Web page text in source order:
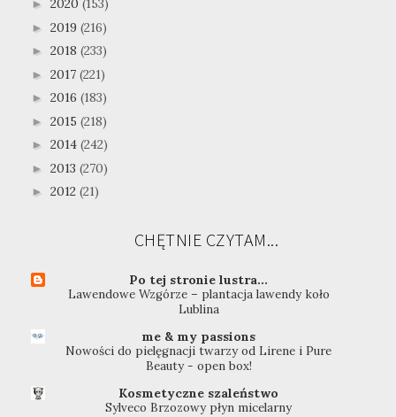
► 2020 (153)
► 2019 (216)
► 2018 (233)
► 2017 (221)
► 2016 (183)
► 2015 (218)
► 2014 (242)
► 2013 (270)
► 2012 (21)
CHĘTNIE CZYTAM...
Po tej stronie lustra...
Lawendowe Wzgórze – plantacja lawendy koło
Lublina
me & my passions
Nowości do pielęgnacji twarzy od Lirene i Pure
Beauty - open box!
Kosmetyczne szaleństwo
Sylveco Brzozowy płyn micelarny